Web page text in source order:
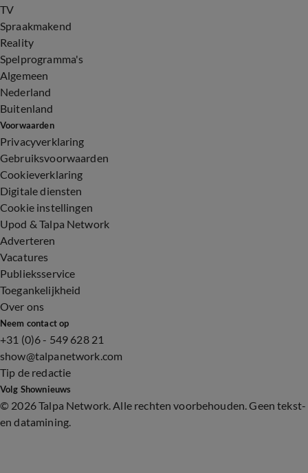
TV
Spraakmakend
Reality
Spelprogramma's
Algemeen
Nederland
Buitenland
Voorwaarden
Privacyverklaring
Gebruiksvoorwaarden
Cookieverklaring
Digitale diensten
Cookie instellingen
Upod & Talpa Network
Adverteren
Vacatures
Publieksservice
Toegankelijkheid
Over ons
Neem contact op
+31 (0)6 - 549 628 21
show@talpanetwork.com
Tip de redactie
Volg Shownieuws
© 2026 Talpa Network. Alle rechten voorbehouden. Geen tekst-
en datamining.